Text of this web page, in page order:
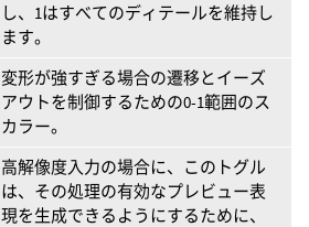
し、1はすべてのディテールを維持し
ます。
変形が強すぎる場合の遷移とイーズ
アウトを制御するための0-1範囲のス
カラー。
高解像度入力の場合に、このトグル
は、その処理の有効なプレビュー表
現を生成できるようにするために、